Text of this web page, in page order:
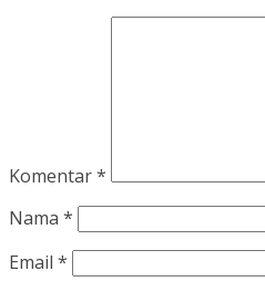
Komentar*
Nama *
Email *